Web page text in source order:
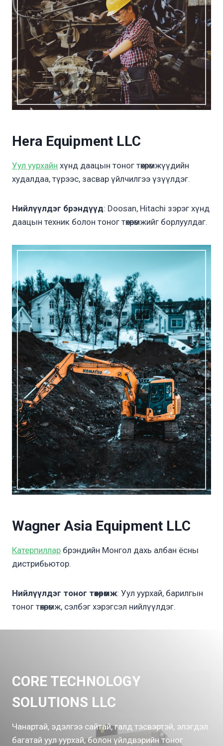
Hera Equipment LLC
Уул уурхайн хүнд даацын тоног төхөөрөмжүүдийн
худалдаа, түрээс, засвар үйлчилгээ үзүүлдэг.
Нийлүүлдэг брэндүүд: Doosan, Hitachi зэрэг хүнд
даацын техник болон тоног төхөөрөмжийг борлуулдаг.
Wagner Asia Equipment LLC
Катерпиллар брэндийн Монгол дахь албан ёсны
дистрибьютор.
Нийлүүлдэг тоног төхөөрөмж: Уул уурхай, барилгын
тоног төхөөрөмж, сэлбэг хэрэгсэл нийлүүлдэг.
CORE TECHNOLOGY
SOLUTIONS LLC
Чанартай, эдэлгээ сайтай, галд тэсвэртэй, элэгдэл
багатай уул уурхай, болон үйлдвэрийн тоног